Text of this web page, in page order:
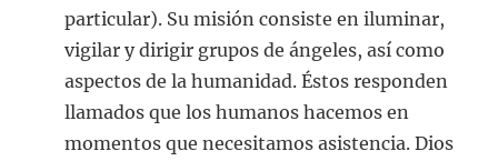
particular). Su misión consiste en iluminar,
vigilar y dirigir grupos de ángeles, así como
aspectos de la humanidad. Éstos responden
llamados que los humanos hacemos en
momentos que necesitamos asistencia. Dios